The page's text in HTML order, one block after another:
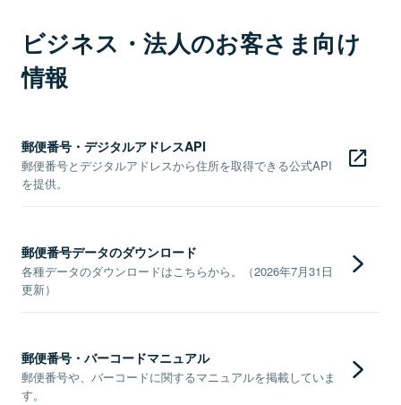
ビジネス・法人のお客さま向け
情報
郵便番号・デジタルアドレスAPI
郵便番号とデジタルアドレスから住所を取得できる公式API
を提供。
郵便番号データのダウンロード
各種データのダウンロードはこちらから。（2026年7月31日
更新）
郵便番号・バーコードマニュアル
郵便番号や、バーコードに関するマニュアルを掲載していま
す。